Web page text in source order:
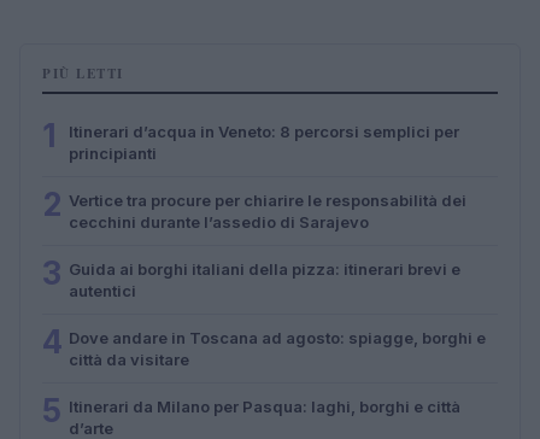
PIÙ LETTI
1
Itinerari d’acqua in Veneto: 8 percorsi semplici per
principianti
2 Vertice tra procure per chiarire le responsabilità dei
cecchini durante l’assedio di Sarajevo
3 Guida ai borghi italiani della pizza: itinerari brevi e
autentici
4 Dove andare in Toscana ad agosto: spiagge, borghi e
città da visitare
5 Itinerari da Milano per Pasqua: laghi, borghi e città
d’arte